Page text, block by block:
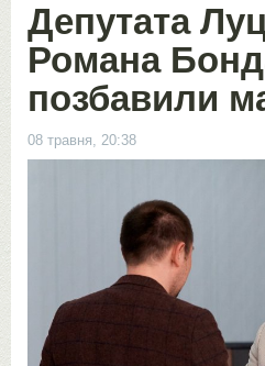
Депутата
Романа
позбавили
08 травня, 20:38